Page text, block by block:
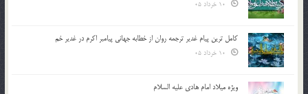
کامل ترین پیام غدیر ترجمه روان از خطابه جهانی پیامبر اکرم در غدیر خم
ویژه میلاد امام هادی علیه السلام